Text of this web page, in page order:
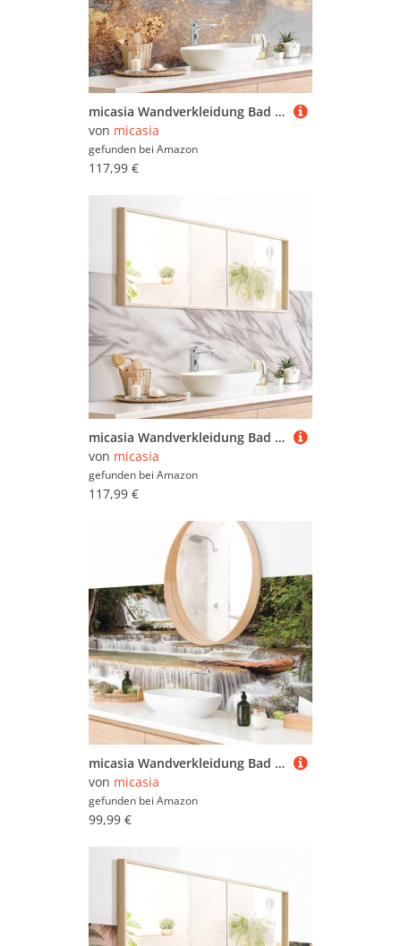
micasia Wandverkleidung Bad selbstklebend wasserfest Muster fugenlos Wandpaneel - made in Germany - Design Hartfolie matt grau Badrückwand Abstrakt statt Fliesen 1061-P (210x60cm)
von micasia
gefunden bei Amazon
117,99 €
micasia Wandverkleidung Bad selbstklebend wasserfest mit Motiv fugenlos Wandpaneel - made in Germany - Gräser Hartfolie matt beige Badrückwand Landhaus statt Fliesen 1017-P (210x60cm)
von micasia
gefunden bei Amazon
117,99 €
micasia Wandverkleidung Bad selbstklebend wasserfest Natur fugenlos Wandpaneel - made in Germany - Wasserfall Hartfolie matt grün Badrückwand Tropisch statt Fliesen 1166-P (190x55cm)
von micasia
gefunden bei Amazon
99,99 €